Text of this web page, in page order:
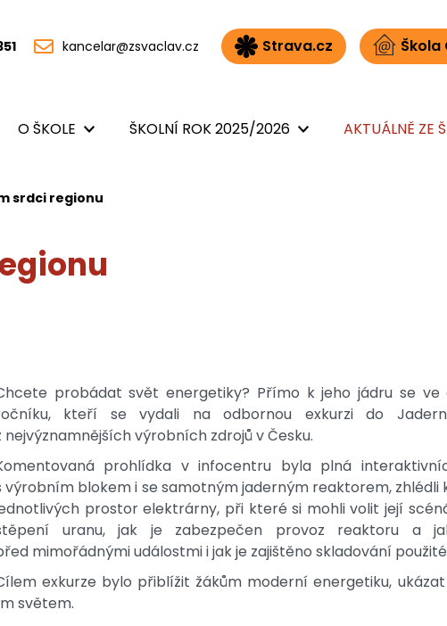
kancelar@zsvaclav.cz Strava.cz Škola
O ŠKOLE ŠKOLNÍ ROK 2025/2026 AKTUÁLNĚ ZE
srdci regionu
probádat svět energetiky? Přímo k jeho jádru se
kteří se vydali na odbornou exkurzi do
nejvýznamnějších výrobních zdrojů v Česku.
prohlídka v infocentru byla plná
výrobním blokem i se samotným jaderným reaktorem,
prostor elektrárny, při které si mohli volit její
uranu, jak je zabezpečen provoz reaktoru a
mimořádnými událostmi i jak je zajištěno skladování
exkurze bylo přiblížit žákům moderní energetiku,
světem.